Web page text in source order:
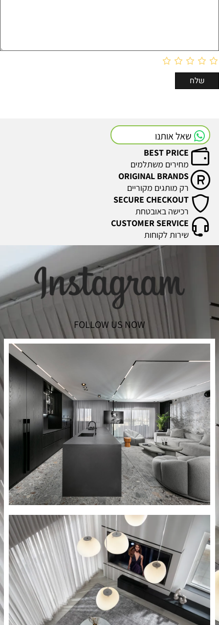
שאל אותנו
מחירים משתלמים
רק מותגים מקוריים
רכישה באובטחת
שירות לקוחות
FOLLOW US NOW